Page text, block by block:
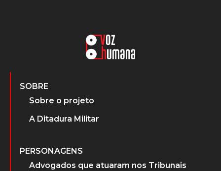
SOBRE
Sobre o projeto
A Ditadura Militar
PERSONAGENS
Advogados que atuaram nos Tribunais